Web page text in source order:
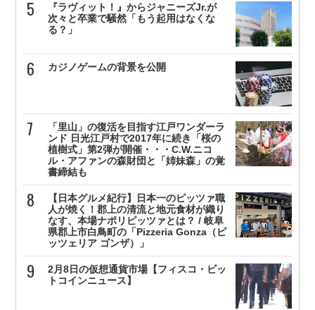
『ラヴィット！』からジャニーズJr.が
次々と卒業で騒然「もう起用はなくな
る？」
カジノゲームの背景を公開
「里山」の復活を目指す江戸ワンダーラ
ンド 日光江戸村で2017年に続き「桜の
植樹式」第2弾が開催・・・C.W.ニコ
ル・アファンの森財団と「姉妹森」の覚
書締結も
【日本グルメ紀行】日本一のピッツァ職
人が焼く！郡上の清流と地元食材が織り
なす、本場ナポリピッツァとは？ / 岐阜
県郡上市白鳥町の「Pizzeria Gonza（ピ
ッツェリア ゴンザ）」
2月8日の仮想通貨市場【フィスコ・ビッ
トコインニュース】